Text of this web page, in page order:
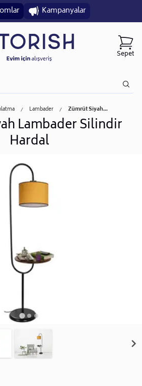
Kampanyalar
Sepet
Lambader Zümrüt Siyah...
Lambader Silindir
Hardal